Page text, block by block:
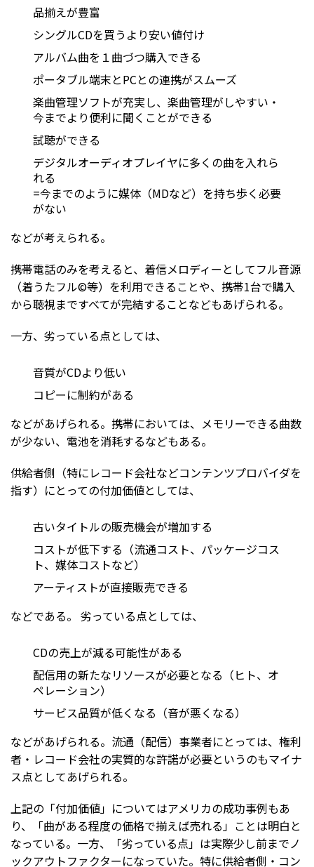
品揃えが豊富
シングルCDを買うより安い値付け
アルバム曲を１曲づつ購入できる
ポータブル端末とPCとの連携がスムーズ
楽曲管理ソフトが充実し、楽曲管理がしやすい・
今までより便利に聞くことができる
試聴ができる
デジタルオーディオプレイヤに多くの曲を入れら
れる
=今までのように媒体（MDなど）を持ち歩く必要
がない
などが考えられる。
携帯電話のみを考えると、着信メロディーとしてフル音源
（着うたフル©等）を利用できることや、携帯1台で購入
から聴視まですべてが完結することなどもあげられる。
一方、劣っている点としては、
音質がCDより低い
コピーに制約がある
などがあげられる。携帯においては、メモリーできる曲数
が少ない、電池を消耗するなどもある。
供給者側（特にレコード会社などコンテンツプロバイダを
指す）にとっての付加価値としては、
古いタイトルの販売機会が増加する
コストが低下する（流通コスト、パッケージコス
ト、媒体コストなど）
アーティストが直接販売できる
などである。 劣っている点としては、
CDの売上が減る可能性がある
配信用の新たなリソースが必要となる（ヒト、オ
ペレーション）
サービス品質が低くなる（音が悪くなる）
などがあげられる。流通（配信）事業者にとっては、権利
者・レコード会社の実質的な許諾が必要というのもマイナ
ス点としてあげられる。
上記の「付加価値」についてはアメリカの成功事例もあ
り、「曲がある程度の価格で揃えば売れる」ことは明白と
なっている。一方、「劣っている点」は実際少し前までノ
ックアウトファクターになっていた。特に供給者側・コン